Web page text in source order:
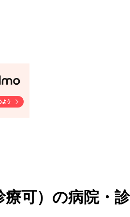
療可） の病院・